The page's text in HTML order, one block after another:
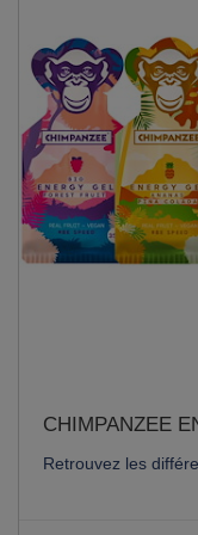
CHIMPANZEE
Retrouvez les